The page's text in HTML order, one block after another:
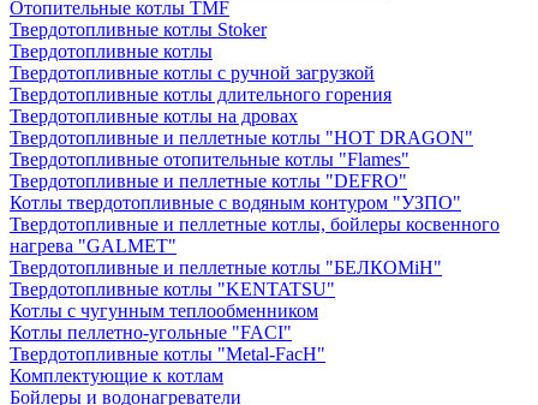
Отопительные котлы TMF
Твердотопливные котлы Stoker
Твердотопливные котлы
Твердотопливные котлы с ручной загрузкой
Твердотопливные котлы длительного горения
Твердотопливные котлы на дровах
Твердотопливные и пеллетные котлы "HOT DRAGON"
Твердотопливные отопительные котлы "Flames"
Твердотопливные и пеллетные котлы "DEFRO"
Котлы твердотопливные с водяным контуром "УЗПО"
Твердотопливные и пеллетные котлы, бойлеры косвенного
нагрева "GALMET"
Твердотопливные и пеллетные котлы "БЕЛКОМiН"
Твердотопливные котлы "KENTATSU"
Котлы с чугунным теплообменником
Котлы пеллетно-угольные "FACI"
Твердотопливные котлы "Metal-FacH"
Комплектующие к котлам
Бойлеры и водонагреватели